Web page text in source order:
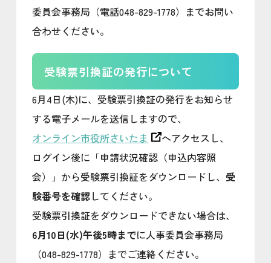
委員会事務局（電話048-829-1778）までお問い
合わせください。
受験票引換証の発行について
6月4日(木)に、受験票引換証の発行をお知らせ
する電子メールを送信しますので、
オンライン市役所さいたま
へアクセスし、
ログイン後に「申請状況確認（申込内容照
会）」から受験票引換証をダウンロードし、 受
験番号を確認してください。
受験票引換証をダウンロードできない場合は、
6月10日(水)午後5時までに人事委員会事務局
（048-829-1778）までご連絡ください。